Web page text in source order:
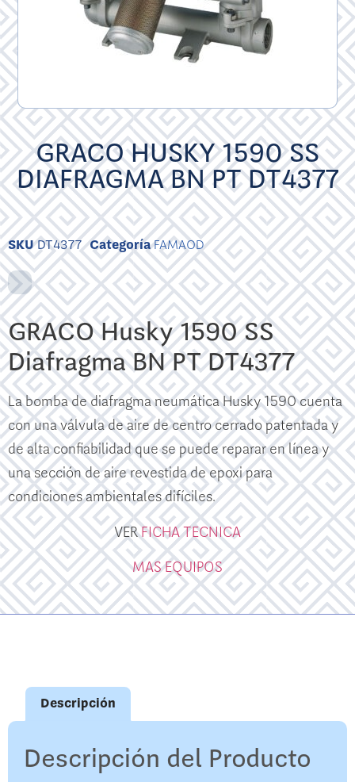
GRACO HUSKY 1590 SS
DIAFRAGMA BN PT DT4377
SKUDT4377 CategoríaFAMAOD
GRACO Husky 1590 SS
Diafragma BN PT DT4377
La bomba de diafragma neumática Husky 1590 cuenta
con una válvula de aire de centro cerrado patentada y
de alta confiabilidad que se puede reparar en línea y
una sección de aire revestida de epoxi para
condiciones ambientales difíciles.
VERFICHA TECNICA
MAS EQUIPOS
Descripción
Descripción del Producto